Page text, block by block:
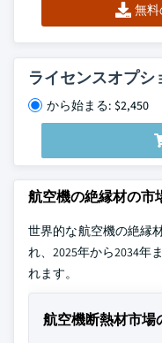
無料
ライセンスオプシ
から始まる: $2,450
航空機の絶縁材の市
世界的な航空機の絶縁
れ、2025年から2034年
れます。
航空機断熱材市場